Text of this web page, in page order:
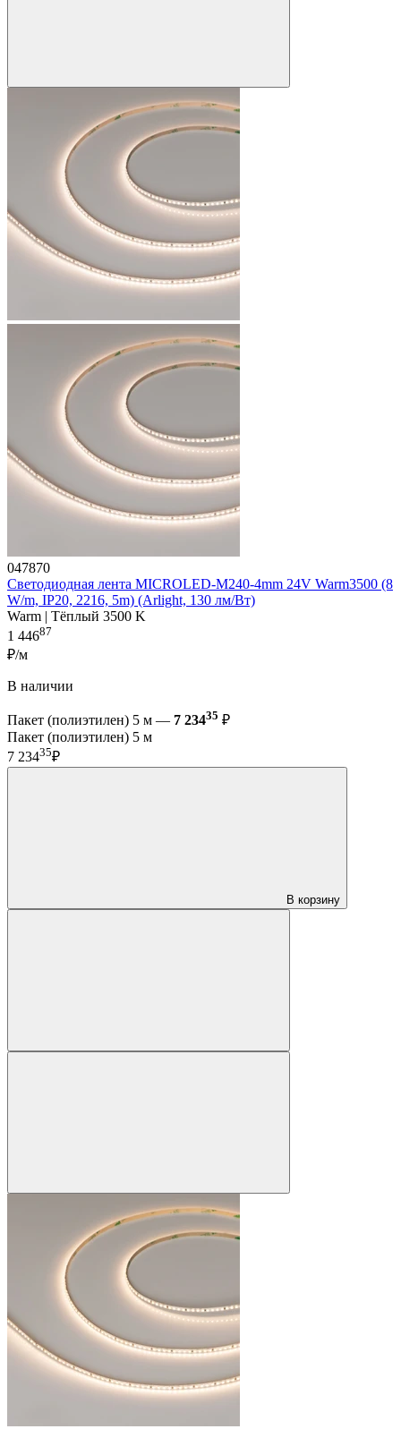
047870
Светодиодная лента MICROLED-M240-4mm 24V Warm3500 (8
W/m, IP20, 2216, 5m) (Arlight, 130 лм/Вт)
Warm | Тёплый 3500 K
1 44687
₽/м
В наличии
Пакет (полиэтилен) 5 м — 7 23435 ₽
Пакет (полиэтилен) 5 м
7 23435₽
В корзину